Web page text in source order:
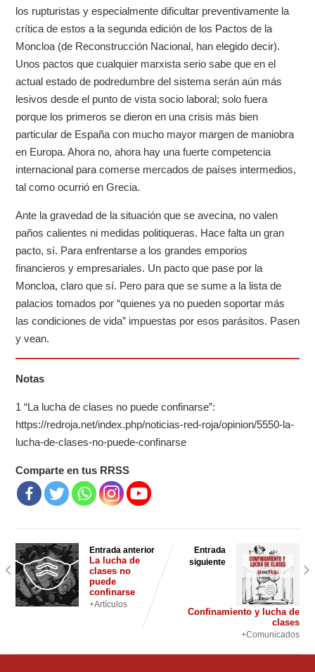
los rupturistas y especialmente dificultar preventivamente la
crítica de estos a la segunda edición de los Pactos de la
Moncloa (de Reconstrucción Nacional, han elegido decir).
Unos pactos que cualquier marxista serio sabe que en el
actual estado de podredumbre del sistema serán aún más
lesivos desde el punto de vista socio laboral; solo fuera
porque los primeros se dieron en una crisis más bien
particular de España con mucho mayor margen de maniobra
en Europa. Ahora no, ahora hay una fuerte competencia
internacional para comerse mercados de países intermedios,
tal como ocurrió en Grecia.
Ante la gravedad de la situación que se avecina, no valen
paños calientes ni medidas politiqueras. Hace falta un gran
pacto, sí. Para enfrentarse a los grandes emporios
financieros y empresariales. Un pacto que pase por la
Moncloa, claro que sí. Pero para que se sume a la lista de
palacios tomados por “quienes ya no pueden soportar más
las condiciones de vida” impuestas por esos parásitos. Pasen
y vean.
Notas
1 “La lucha de clases no puede confinarse”:
https://redroja.net/index.php/noticias-red-roja/opinion/5550-la-
lucha-de-clases-no-puede-confinarse
Comparte en tus RRSS
Entrada anterior
La lucha de
clases no
puede
confinarse
+Artículos
Entrada
siguiente
Confinamiento y lucha de
clases
+Comunicados